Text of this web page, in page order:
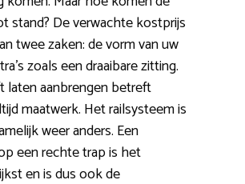
stand? De verwachte kostprijs
twee zaken: de vorm van uw
zoals een draaibare zitting.
laten aanbrengen betreft
maatwerk. Het railsysteem is
weer anders. Een
een rechte trap is het
en is dus ook de